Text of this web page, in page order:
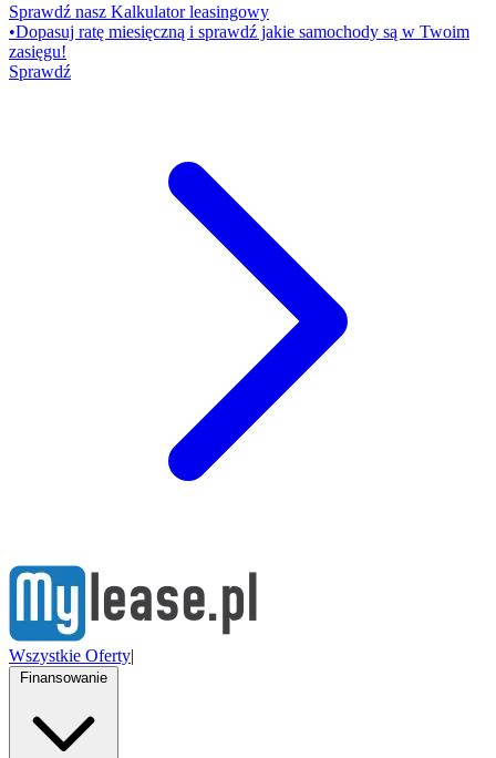
Sprawdź nasz Kalkulator leasingowy
•Dopasuj ratę miesięczną i sprawdź jakie samochody są w Twoim
zasięgu!
Sprawdź
Wszystkie Oferty|